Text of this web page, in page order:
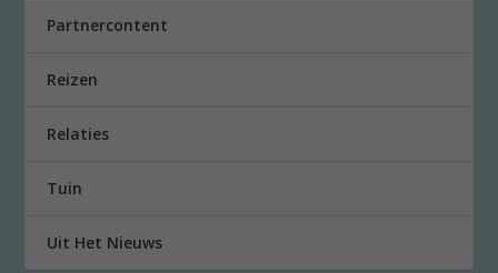
Partnercontent
Reizen
Relaties
Tuin
Uit Het Nieuws